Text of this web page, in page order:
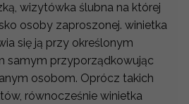
wizytówka ślubna na której
osoby zaproszonej. winietka
się ją przy określonym
samym przyporządkowując
osobom. Oprócz takich
równocześnie winietka